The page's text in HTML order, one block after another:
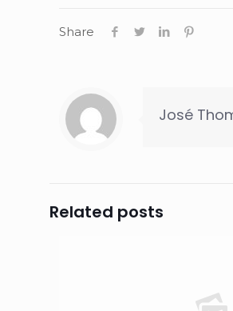
Share
José
Related posts